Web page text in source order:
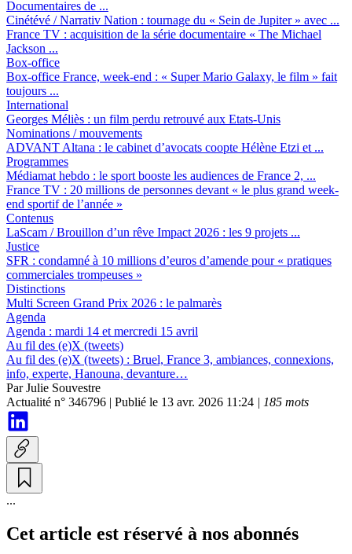
Documentaires de ...
Cinétévé / Narrativ Nation : tournage du « Sein de Jupiter » avec ...
France TV : acquisition de la série documentaire « The Michael
Jackson ...
Box-office
Box-office France, week-end : « Super Mario Galaxy, le film » fait
toujours ...
International
Georges Méliès : un film perdu retrouvé aux Etats-Unis
Nominations / mouvements
ADVANT Altana : le cabinet d’avocats coopte Hélène Etzi et ...
Programmes
Médiamat hebdo : le sport booste les audiences de France 2, ...
France TV : 20 millions de personnes devant « le plus grand week-
end sportif de l’année »
Contenus
LaScam / Brouillon d’un rêve Impact 2026 : les 9 projets ...
Justice
SFR : condamné à 10 millions d’euros d’amende pour « pratiques
commerciales trompeuses »
Distinctions
Multi Screen Grand Prix 2026 : le palmarès
Agenda
Agenda : mardi 14 et mercredi 15 avril
Au fil des (e)X (tweets)
Au fil des (e)X (tweets) : Bruel, France 3, ambiances, connexions,
info, experte, Hanouna, devanture…
ParJulie Souvestre
Actualité n° 346796 | Publié le 13 avr. 2026 11:24 | 185 mots
...
Cet article est réservé à nos abonnés